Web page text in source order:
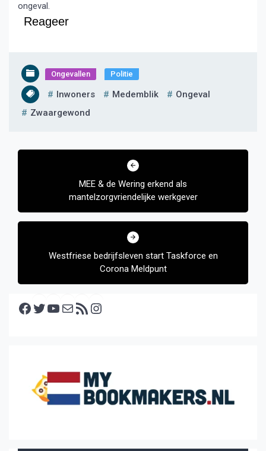
ongeval.
Reageer
Ongevallen Politie
Inwoners Medemblik
Ongeval
Zwaargewond
Bericht
MEE & de Wering erkend als
mantelzorgvriendelijke werkgever
Westfriese bedrijfsleven start Taskforce en
Corona Meldpunt
Facebook Twitter YouTube E-mail RSS feed